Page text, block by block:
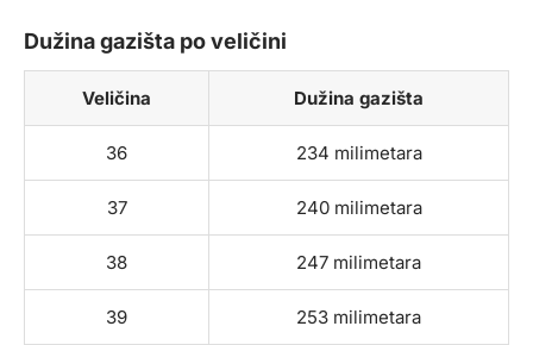
Dužina gazišta po veličini
Veličina Dužina gazišta
36 234 milimetara
37 240 milimetara
38 247 milimetara
39 253 milimetara